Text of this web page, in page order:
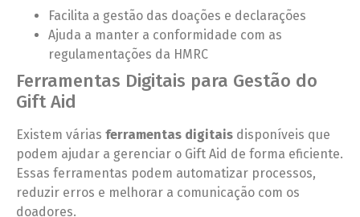
Facilita a gestão das doações e declarações
Ajuda a manter a conformidade com as
regulamentações da HMRC
Ferramentas Digitais para Gestão do
Gift Aid
Existem várias ferramentas digitais disponíveis que
podem ajudar a gerenciar o Gift Aid de forma eficiente.
Essas ferramentas podem automatizar processos,
reduzir erros e melhorar a comunicação com os
doadores.